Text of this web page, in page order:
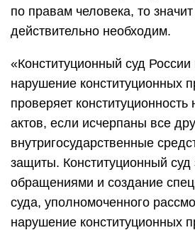
по правам человека, то
действительно необходим.
«Конституционный суд
нарушение конституционных
проверяет
актов, если исчерпаны все
внутригосударственные
защиты. Конституционный суд
обращениями и создание
суда, уполномоченного
нарушение конституционных